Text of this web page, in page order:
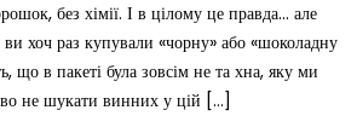
без хімії. І в цілому це правда… але
хоч раз купували «чорну» або «шоколадну
що в пакеті була зовсім не та хна, яку ми
не шукати винних у цій […]